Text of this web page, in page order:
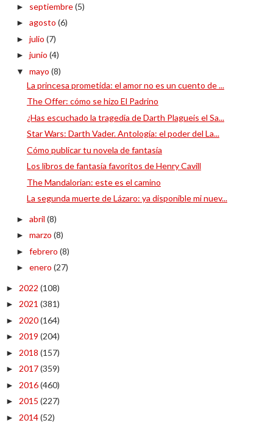
► septiembre(5)
► agosto (6)
► julio (7)
► junio (4)
▼ mayo (8)
La princesa prometida: el amor no es un cuento de ...
The Offer: cómo se hizo El Padrino
¿Has escuchado la tragedia de Darth Plagueis el Sa...
Star Wars: Darth Vader. Antología: el poder del La...
Cómo publicar tu novela de fantasía
Los libros de fantasía favoritos de Henry Cavill
The Mandalorian: este es el camino
La segunda muerte de Lázaro: ya disponible mi nuev...
► abril (8)
► marzo (8)
► febrero (8)
► enero (27)
► 2022 (108)
► 2021 (381)
► 2020(164)
► 2019 (204)
► 2018 (157)
► 2017(359)
► 2016(460)
► 2015 (227)
► 2014(52)